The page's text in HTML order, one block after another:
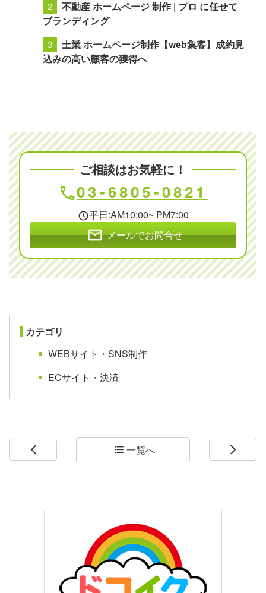
不動産 ホームページ 制作 | プロ に任せて
ブランディング
士業 ホームページ制作【web集客】成約見
込みの高い顧客の獲得へ
ご相談はお気軽に！
phone03-6805-0821
schedule平日:AM10:00~ PM7:00
mail メールでお問合せ
カテゴリ
WEBサイト・SNS制作
ECサイト・決済
arrow_back_ios format_list_bulleted 一覧へ arrow_forward_ios